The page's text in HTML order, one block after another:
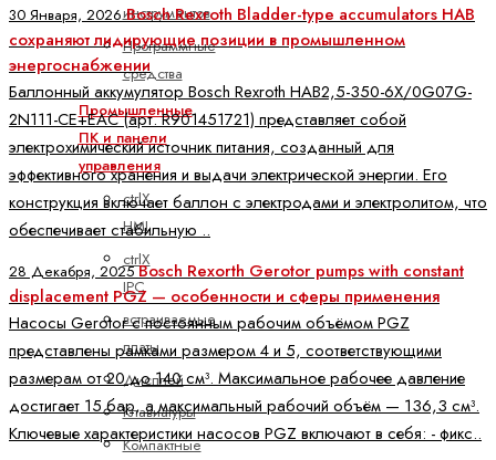
инструментов
Программные
средства
Промышленные
ПК и панели
управления
ctrlX
HMI
ctrlX
IPC
встраиваемые
платы
Дисплей
Клавиатуры
Компактные
30 Января, 2026Bosch Rexroth Bladder-type accumulators HAB
сохраняют лидирующие позиции в промышленном
энергоснабжении
Баллонный аккумулятор Bosch Rexroth HAB2,5-350-6X/0G07G-
2N111-CE+EAC (арт. R901451721) представляет собой
электрохимический источник питания, созданный для
эффективного хранения и выдачи электрической энергии. Его
конструкция включает баллон с электродами и электролитом, что
обеспечивает стабильную ..
28 Декабря, 2025Bosch Rexorth Gerotor pumps with constant
displacement PGZ — особенности и сферы применения
Насосы Gerotor с постоянным рабочим объёмом PGZ
представлены рамками размером 4 и 5, соответствующими
размерам от 20 до 140 см³. Максимальное рабочее давление
достигает 15 бар, а максимальный рабочий объём — 136,3 см³.
Ключевые характеристики насосов PGZ включают в себя: - фикс..